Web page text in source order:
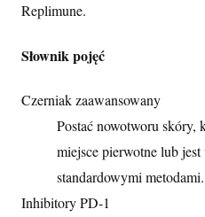
Replimune.
Słownik pojęć
Czerniak zaawansowany
Postać nowotworu skóry,
miejsce pierwotne lub
standardowymi metodami.
Inhibitory PD-1